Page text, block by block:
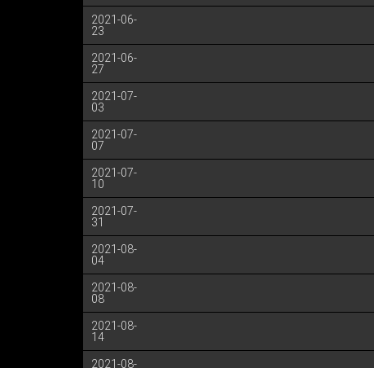
2021-06-
23
2021-06-
27
2021-07-
03
2021-07-
07
2021-07-
10
2021-07-
31
2021-08-
04
2021-08-
08
2021-08-
14
2021-08-